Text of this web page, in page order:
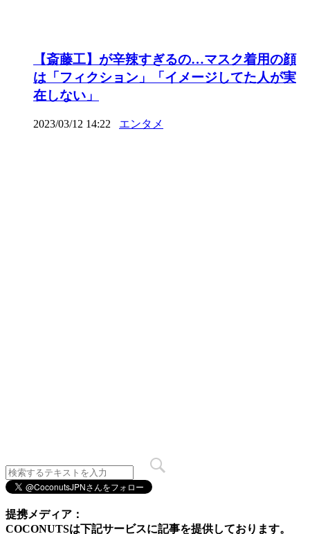
【斎藤工】が辛辣すぎるの…マスク着用の顔
は「フィクション」「イメージしてた人が実
在しない」
2023/03/12 14:22 エンタメ
提携メディア：
COCONUTSは下記サービスに記事を提供しております。